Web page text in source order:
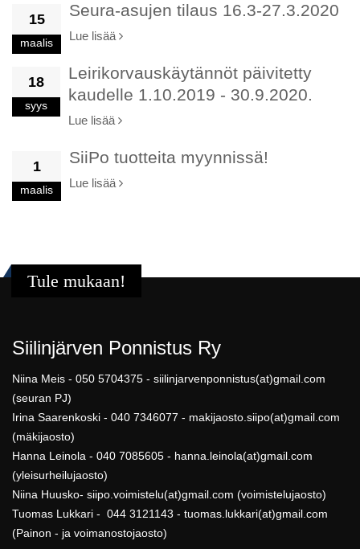
15
maalis
Seura-asujen tilaus 16.3-27.3.2020
Lue lisää
18
syys
Leirikorvauskäytännöt päivitetty
kaudelle 1.10.2019 - 30.9.2020.
Lue lisää
1
maalis
SiiPo tuotteita myynnissä!
Lue lisää
Tule mukaan!
Siilinjärven Ponnistus Ry
Niina Meis - 050 5704375 - siilinjarvenponnistus(at)gmail.com
(seuran PJ)
Irina Saarenkoski - 040 7346077 - makijaosto.siipo(at)gmail.com
(mäkijaosto)
Hanna Leinola - 040 7085605 - hanna.leinola(at)gmail.com
(yleisurheilujaosto)
Niina Huusko- siipo.voimistelu(at)gmail.com (voimistelujaosto)
Tuomas Lukkari - 044 3121143 - tuomas.lukkari(at)gmail.com
(Painon - ja voimanostojaosto)